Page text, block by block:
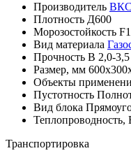
Производитель
Плотность Д600
Морозостойкость
Вид материала
Прочность B 2,0-3,5
Размер, мм
Объекты
Пустотность
Вид блока
Теплопроводность,
Транспортировка